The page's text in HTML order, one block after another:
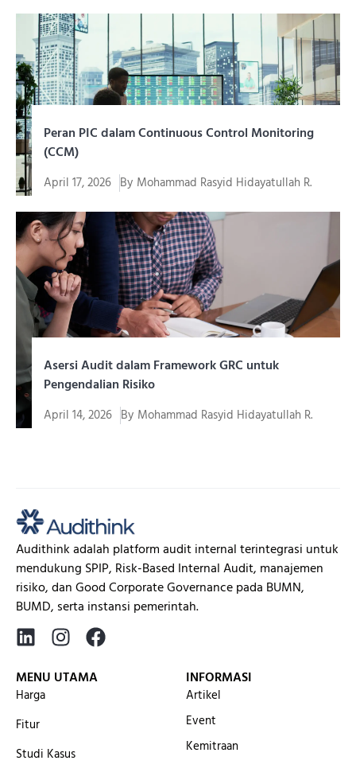
Memahami contoh penerapan GCG (Good Corporate
Governance) jauh lebih mudah...
Peran PIC dalam Continuous Control Monitoring
(CCM)
April 17, 2026 By Mohammad Rasyid Hidayatullah R.
Di era transformasi digital yang semakin kompleks,
organisasi tidak cukup...
Asersi Audit dalam Framework GRC untuk
Pengendalian Risiko
April 14, 2026 By Mohammad Rasyid Hidayatullah R.
Audithink adalah platform audit internal terintegrasi untuk
mendukung SPIP, Risk-Based Internal Audit, manajemen
risiko, dan Good Corporate Governance pada BUMN,
BUMD, serta instansi pemerintah.
MENU UTAMA
Harga
Fitur
Studi Kasus
INFORMASI
Artikel
Event
Kemitraan